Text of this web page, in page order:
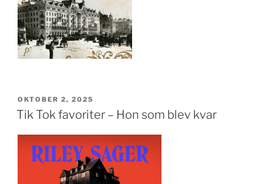
PUBLICERAT
OKTOBER 2, 2025
Tik Tok favoriter – Hon som blev kvar